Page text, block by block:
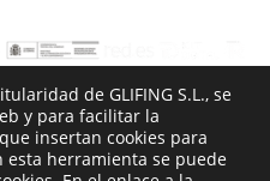
Iniciación a la Exportación ICEX-Next, y ha
cofinanciación de Fondos europeos FEDER,
mismos, al crecimiento económico de esta
de GLIFING S.L., se
y para facilitar la
insertan cookies para
herramienta se puede